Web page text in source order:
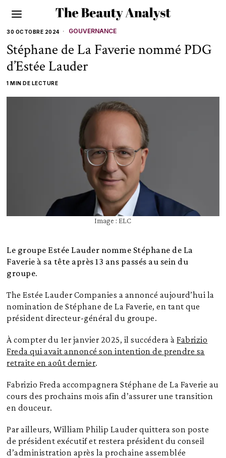
30 OCTOBRE 2024 GOUVERNANCE
Stéphane de La Faverie nommé PDG
d’Estée Lauder
1 MIN DE LECTURE
Image : ELC
Le groupe Estée Lauder nomme Stéphane de La
Faverie à sa tête après 13 ans passés au sein du
groupe.
The Estée Lauder Companies a annoncé aujourd’hui la
nomination de Stéphane de La Faverie, en tant que
président directeur-général du groupe.
À compter du 1er janvier 2025, il succédera àFabrizio
Freda qui avait annoncé son intention de prendre sa
retraite en août dernier.
Fabrizio Freda accompagnera Stéphane de La Faverie au
cours des prochains mois afin d’assurer une transition
en douceur.
Par ailleurs, William Philip Lauder quittera son poste
de président exécutif et restera président du conseil
d’administration après la prochaine assemblée